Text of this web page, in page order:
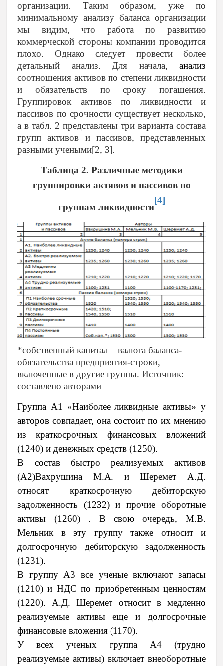
организации. Таким образом, уже по
минимальному анализу баланса организации
мы видим, что работа по развитию
коммерческой стороны компании проводится
плохо. Однако следует провести более
детальный анализ. Для начала, анализ
соотношения активов по степени ликвидности
и обязательств по сроку погашения.
Группировок активов по ликвидности и
пассивов по срочности существует несколько,
а в табл. 2 представлены три варианта состава
групп активов и пассивов, представленных
разными учеными[2, 3].
Таблица 2. Различные методики
группировки активов и пассивов по
группам ликвидности
[4]
*собственный капитал = валюта баланса-
обязательства предприятия-строки,
включенные в другие группы. Источник:
составлено авторами
Группа А1 «Наиболее ликвидные активы» у
авторов совпадает, она состоит по их мнению
из краткосрочных финансовых вложений
(1240) и денежных средств (1250).
В состав быстро реализуемых активов
(А2)Вахрушина М.А. и Шеремет А.Д.
относят краткосрочную дебиторскую
задолженность (1232) и прочие оборотные
активы (1260) . В свою очередь, М.В.
Мельник в эту группу также относит и
долгосрочную дебиторскую задолженность
(1231).
В группу А3 все ученые включают запасы
(1210) и НДС по приобретенным ценностям
(1220). А.Д. Шеремет относит в медленно
реализуемые активы еще и долгосрочные
финансовые вложения (1170).
У всех ученых группа А4 (трудно
реализуемые активы) включает внеоборотные